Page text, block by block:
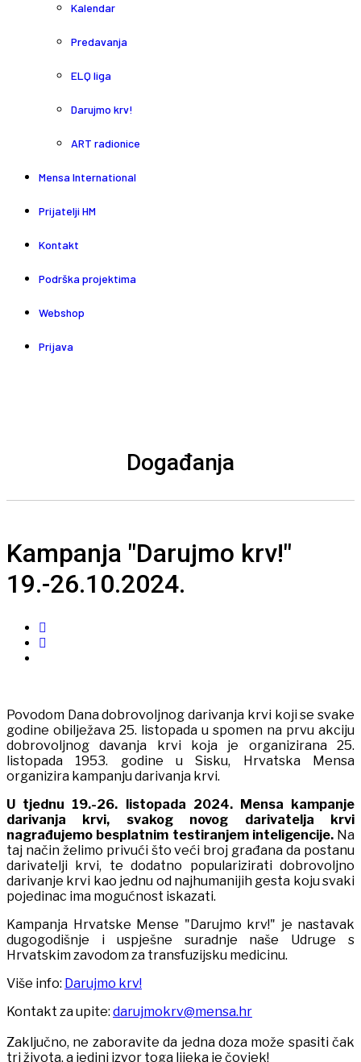
Kalendar
Predavanja
ELQ liga
Darujmo krv!
ART radionice
Mensa International
Prijatelji HM
Kontakt
Podrška projektima
Webshop
Prijava
Događanja
Kampanja "Darujmo krv!"
19.-26.10.2024.
Povodom Dana dobrovoljnog darivanja krvi koji se svake
godine obilježava 25. listopada u spomen na prvu akciju
dobrovoljnog davanja krvi koja je organizirana 25.
listopada 1953. godine u Sisku, Hrvatska Mensa
organizira kampanju darivanja krvi.
U tjednu 19.-26. listopada 2024. Mensa kampanje
darivanja krvi, svakog novog darivatelja krvi
nagrađujemo besplatnim testiranjem inteligencije.Na
taj način želimo privući što veći broj građana da postanu
darivatelji krvi, te dodatno popularizirati dobrovoljno
darivanje krvi kao jednu od najhumanijih gesta koju svaki
pojedinac ima mogućnost iskazati.
Kampanja Hrvatske Mense "Darujmo krv!" je nastavak
dugogodišnje i uspješne suradnje naše Udruge s
Hrvatskim zavodom za transfuzijsku medicinu.
Više info: Darujmo krv!
Kontakt za upite: darujmokrv@mensa.hr
Zaključno, ne zaboravite da jedna doza može spasiti čak
tri života, a jedini izvor toga lijeka je čovjek!